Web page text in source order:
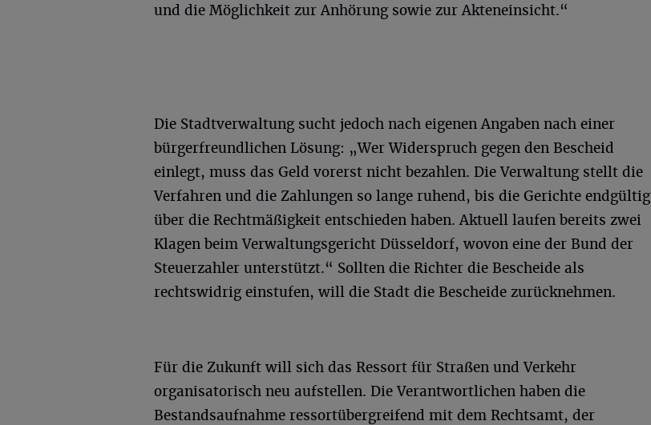
und die Möglichkeit zur Anhörung sowie zur Akteneinsicht.“
Die Stadtverwaltung sucht jedoch nach eigenen Angaben nach einer
bürgerfreundlichen Lösung: „Wer Widerspruch gegen den Bescheid
einlegt, muss das Geld vorerst nicht bezahlen. Die Verwaltung stellt die
Verfahren und die Zahlungen so lange ruhend, bis die Gerichte endgültig
über die Rechtmäßigkeit entschieden haben. Aktuell laufen bereits zwei
Klagen beim Verwaltungsgericht Düsseldorf, wovon eine der Bund der
Steuerzahler unterstützt.“ Sollten die Richter die Bescheide als
rechtswidrig einstufen, will die Stadt die Bescheide zurücknehmen.
Für die Zukunft will sich das Ressort für Straßen und Verkehr
organisatorisch neu aufstellen. Die Verantwortlichen haben die
Bestandsaufnahme ressortübergreifend mit dem Rechtsamt, der